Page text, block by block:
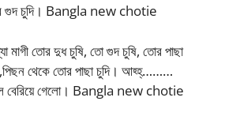
গুদ চুদি। Bangla new chotie
মাগী তোর দুধ চুষি, তো গুদ চুষি, তোর পাছা
থেকে তোর পাছা চুদি। আহ্হ্………
গেলো। Bangla new chotie